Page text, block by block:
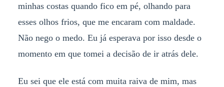
minhas costas quando fico em pé, olhando para
esses olhos frios, que me encaram com maldade.
Não nego o medo. Eu já esperava por isso desde o
momento em que tomei a decisão de ir atrás dele.
Eu sei que ele está com muita raiva de mim, mas